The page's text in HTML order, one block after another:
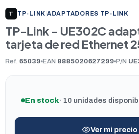
T TP-LINK |ADAPTADORES TP-LINK
TP-Link - UE302C
tarjeta de red Ethernet
Ref. 65039 EAN 8885020627299 P/N
En stock· 10 unidades
Ver mi precio